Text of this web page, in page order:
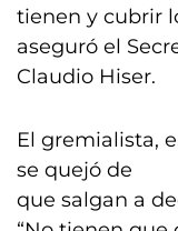
tienen y cubrir
aseguró el
Claudio Hiser.
El gremialista,
se quejó de
que salgan a